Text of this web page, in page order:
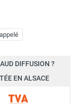
DIFFUSION ?
EN ALSACE